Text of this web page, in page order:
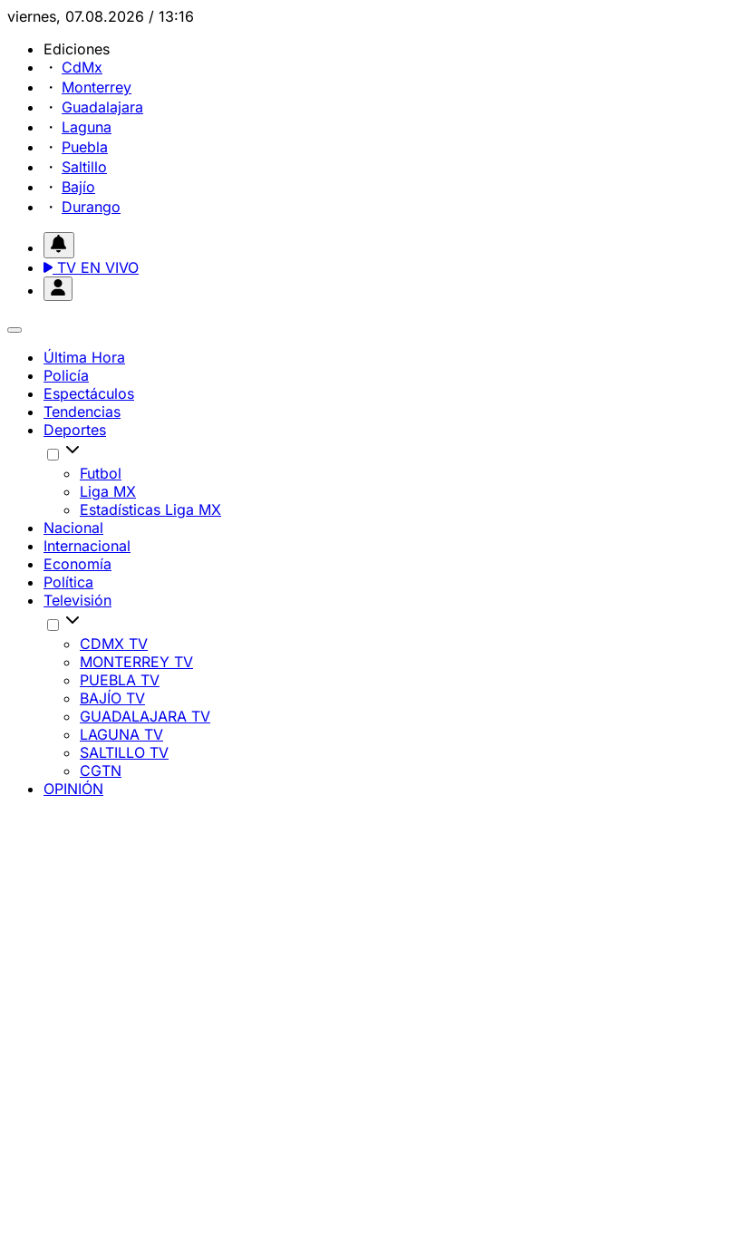
viernes, 07.08.2026 / 13:16
Ediciones
CdMx
Monterrey
Guadalajara
Laguna
Puebla
Saltillo
Bajío
Durango
TV EN VIVO
Última Hora
Policía
Espectáculos
Tendencias
Deportes
Futbol
Liga MX
Estadísticas Liga MX
Nacional
Internacional
Economía
Política
Televisión
CDMX TV
MONTERREY TV
PUEBLA TV
BAJÍO TV
GUADALAJARA TV
LAGUNA TV
SALTILLO TV
CGTN
OPINIÓN